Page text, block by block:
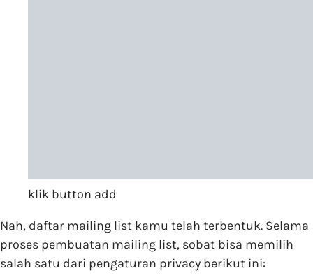
klik button add
Nah, daftar mailing list kamu telah terbentuk. Selama
proses pembuatan mailing list, sobat bisa memilih
salah satu dari pengaturan privacy berikut ini: